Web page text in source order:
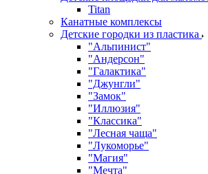
Titan
Канатные комплексы
Детские городки из пластика
"Альпинист"
"Андерсон"
"Галактика"
"Джунгли"
"Замок"
"Иллюзия"
"Классика"
"Лесная чаща"
"Лукоморье"
"Магия"
"Мечта"